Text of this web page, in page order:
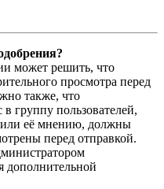
может решить, что
просмотра перед
также, что
группу пользователей,
или её мнению, должны
перед отправкой.
дополнительной